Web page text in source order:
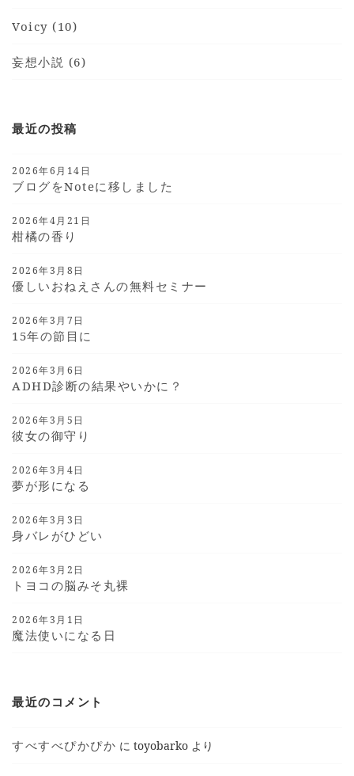
Voicy (10)
妄想小説 (6)
最近の投稿
2026年6月14日
ブログをnoteに移しました
2026年4月21日
柑橘の香り
2026年3月8日
優しいおねえさんの無料セミナー
2026年3月7日
15年の節目に
2026年3月6日
ADHD診断の結果やいかに？
2026年3月5日
彼女の御守り
2026年3月4日
夢が形になる
2026年3月3日
身バレがひどい
2026年3月2日
トヨコの脳みそ丸裸
2026年3月1日
魔法使いになる日
最近のコメント
すべすべぴかぴか にtoyobarko より